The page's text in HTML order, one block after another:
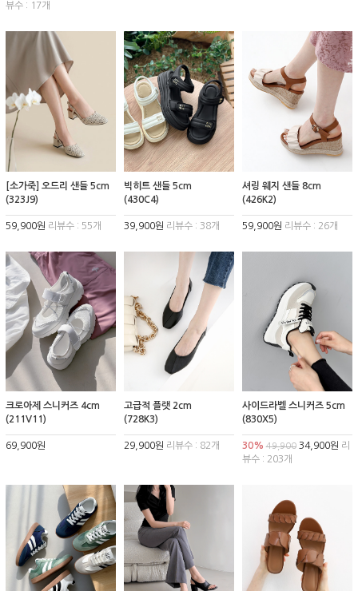
뷰수 : 17개
[소가죽] 오드리 샌들 5cm
(323J9)
59,900원 리뷰수 : 55개
빅히트 샌들 5cm
(430C4)
39,900원 리뷰수 : 38개
셔링 웨지 샌들 8cm
(426K2)
59,900원 리뷰수 : 26개
크로아제 스니커즈 4cm
(211V11)
69,900원
고급적 플랫 2cm
(728K3)
29,900원 리뷰수 : 82개
사이드라벨 스니커즈 5cm
(830X5)
30% 49,90034,900원 리
뷰수 : 203개